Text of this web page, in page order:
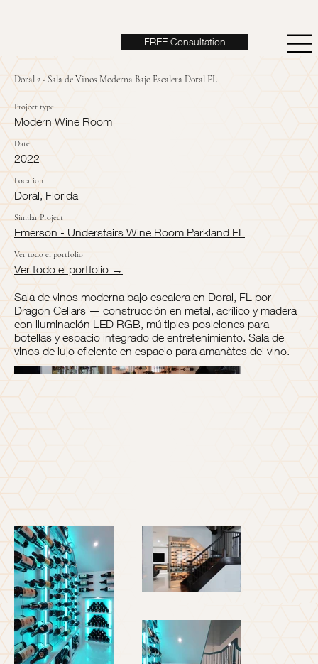
FREE Consultation
Doral 2 - Sala de Vinos Moderna Bajo Escalera Doral FL
Project type
Modern Wine Room
Date
2022
Location
Doral, Florida
Similar Project
Emerson - Understairs Wine Room Parkland FL
Ver todo el portfolio
Ver todo el portfolio →
Sala de vinos moderna bajo escalera en Doral, FL por
Dragon Cellars — construcción en metal, acrílico y madera
con iluminación LED RGB, múltiples posiciones para
botellas y espacio integrado de entretenimiento. Sala de
vinos de lujo eficiente en espacio para amanàtes del vino.